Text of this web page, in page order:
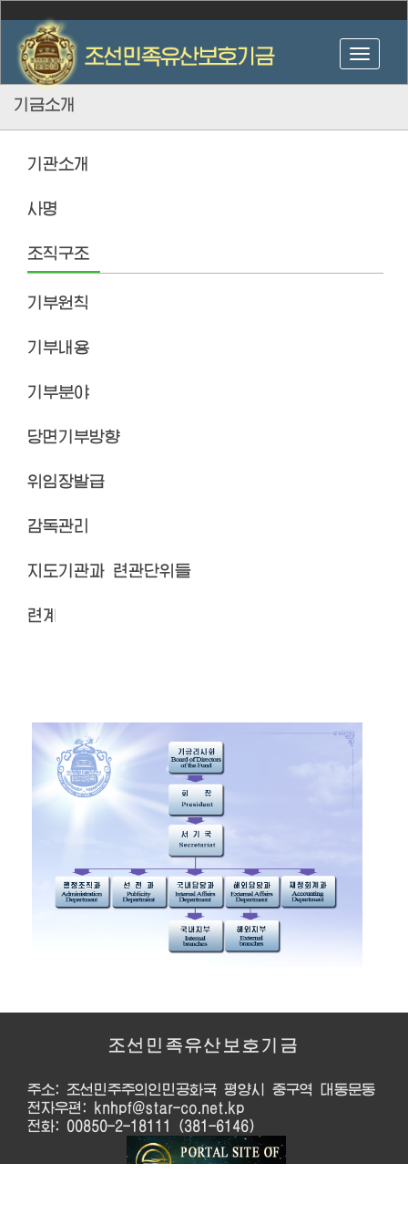
기금소개
기관소개
사명
조직구조
기부원칙
기부내용
기부분야
당면기부방향
위임장발급
감독관리
지도기관과 련관단위들
련계
조선민족유산보호기금
주소: 조선민주주의인민공화국 평양시 중구역 대동문동
전자우편: knhpf@star-co.net.kp
전화: 00850-2-18111 (381-6146)